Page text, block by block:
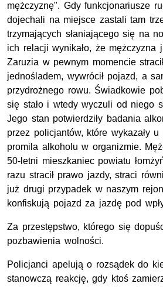
mężczyznę". Gdy funkcjonariusze
dojechali na miejsce zastali tam
trzymających słaniającego się na
ich relacji wynikało, że mężczyzna
Zaruzia w pewnym momencie
jednośladem, wywrócił pojazd, a
przydrożnego rowu. Świadkowie
się stało i wtedy wyczuli od niego
Jego stan potwierdziły badania
przez policjantów, które wykazały
promila alkoholu w organizmie.
50-letni mieszkaniec powiatu
razu stracił prawo jazdy, straci
już drugi przypadek w naszym
konfiskują pojazd za jazdę pod
Za przestępstwo, którego się
pozbawienia wolności.
Policjanci apelują o rozsądek do
stanowczą reakcję, gdy ktoś